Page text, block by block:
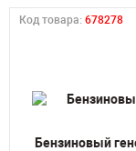
Код товара: 678278
Бензиновый